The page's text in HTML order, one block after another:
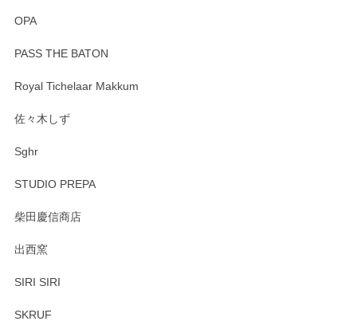
OPA
PASS THE BATON
Royal Tichelaar Makkum
佐々木しず
Sghr
STUDIO PREPA
柴田慶信商店
出西窯
SIRI SIRI
SKRUF